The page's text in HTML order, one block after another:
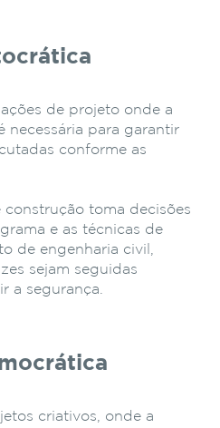
de projeto onde a
necessária para garantir
conforme as
toma decisões
e as técnicas de
de engenharia civil,
sejam seguidas
a segurança.
criativos, onde a